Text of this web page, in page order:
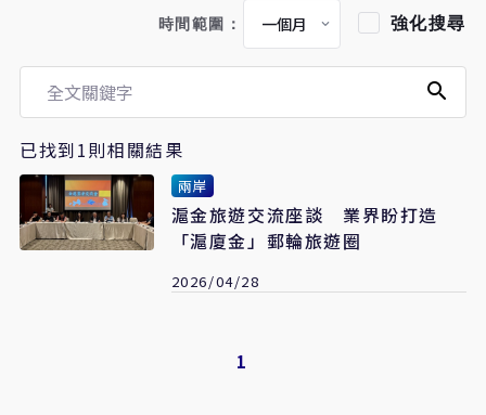
時間範圍： 強化搜尋
已找到1則相關結果
兩岸
滬金旅遊交流座談 業界盼打造
「滬廈金」郵輪旅遊圈
2026/04/28
1